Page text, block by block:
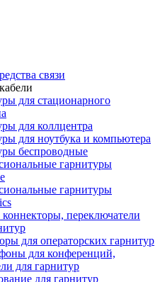
связи
для стационарного
для коллцентра
для ноутбука и компьютера
беспроводные
гарнитуры
гарнитуры
переключатели
для операторских гарнитур
для конференций,
для гарнитур
для гарнитур